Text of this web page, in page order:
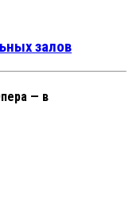
залов
— в